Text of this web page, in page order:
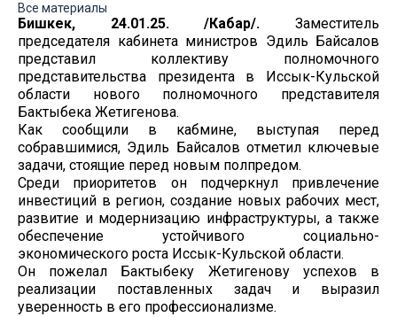
Все материалы
Бишкек, 24.01.25. /Кабар/. Заместитель
председателя кабинета министров Эдиль Байсалов
представил коллективу полномочного
представительства президента в Иссык-Кульской
области нового полномочного представителя
Бактыбека Жетигенова.
Как сообщили в кабмине, выступая перед
собравшимися, Эдиль Байсалов отметил ключевые
задачи, стоящие перед новым полпредом.
Среди приоритетов он подчеркнул привлечение
инвестиций в регион, создание новых рабочих мест,
развитие и модернизацию инфраструктуры, а также
обеспечение устойчивого социально-
экономического роста Иссык-Кульской области.
Он пожелал Бактыбеку Жетигенову успехов в
реализации поставленных задач и выразил
уверенность в его профессионализме.